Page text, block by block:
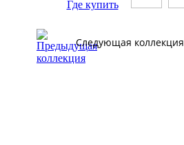
Где купить
Следующая коллекция